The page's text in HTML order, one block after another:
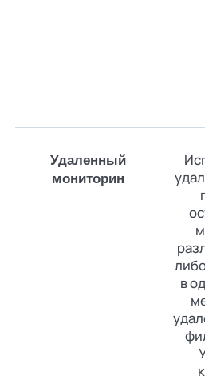
Удаленный
мониторин
в